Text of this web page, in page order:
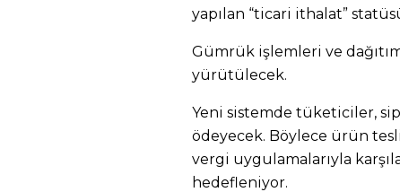
yapılan “ticari ithalat”
Gümrük işlemleri ve
yürütülecek.
Yeni sistemde tüketiciler,
ödeyecek. Böylece ürün
vergi uygulamalarıyla
hedefleniyor.